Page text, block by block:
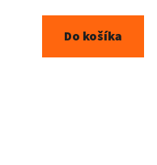
Do košíka